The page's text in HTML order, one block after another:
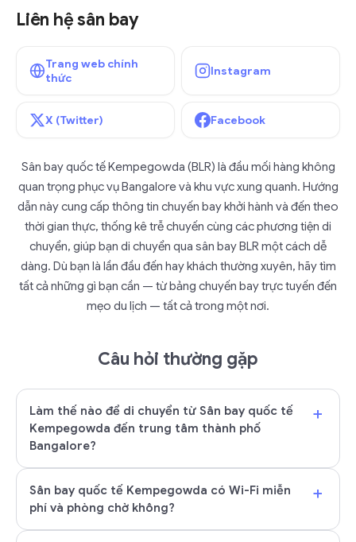
Liên hệ sân bay
Trang web chính
thức
Instagram
X (Twitter) Facebook
Sân bay quốc tế Kempegowda (BLR) là đầu mối hàng không
quan trọng phục vụ Bangalore và khu vực xung quanh. Hướng
dẫn này cung cấp thông tin chuyến bay khởi hành và đến theo
thời gian thực, thống kê trễ chuyến cùng các phương tiện di
chuyển, giúp bạn di chuyển qua sân bay BLR một cách dễ
dàng. Dù bạn là lần đầu đến hay khách thường xuyên, hãy tìm
tất cả những gì bạn cần — từ bảng chuyến bay trực tuyến đến
mẹo du lịch — tất cả trong một nơi.
Câu hỏi thường gặp
Làm thế nào để di chuyển từ Sân bay quốc tế
Kempegowda đến trung tâm thành phố
Bangalore?
+
Sân bay quốc tế Kempegowda có Wi-Fi miễn
phí và phòng chờ không?
+